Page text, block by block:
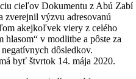
cieľov Dokumentu z Abú Zabí
zverejnil výzvu adresovanú
akejkoľvek viery z celého
hlasom“ v modlitbe a pôste za
dôsledkov.
byť štvrtok 14. mája 2020.